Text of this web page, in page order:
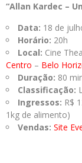
“Allan Kardec –
Data: 18 de
Horário: 20h
Local: Cine
Centro – Belo
Duração: 80
Classificação:
Ingressos: R$
1kg de alimento)
Vendas: Site